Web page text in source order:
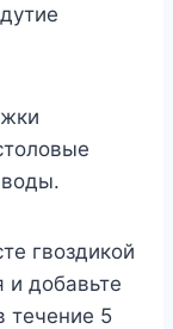
гвоздикой
и добавьте
течение 5